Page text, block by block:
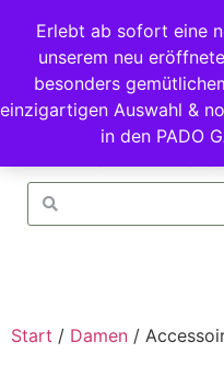
Erlebt ab sofort eine
unserem neu
besonders
einzigartigen Auswahl &
in den PADO
Start / Damen /